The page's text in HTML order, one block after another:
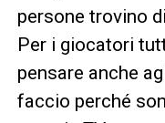
persone trovino
Per i giocatori
pensare anche
faccio perché